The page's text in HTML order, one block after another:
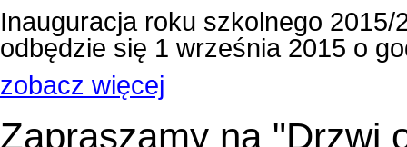
Inauguracja roku szkolnego
odbędzie się 1 września 2015 o
zobacz więcej
Zapraszamy na "Drzwi